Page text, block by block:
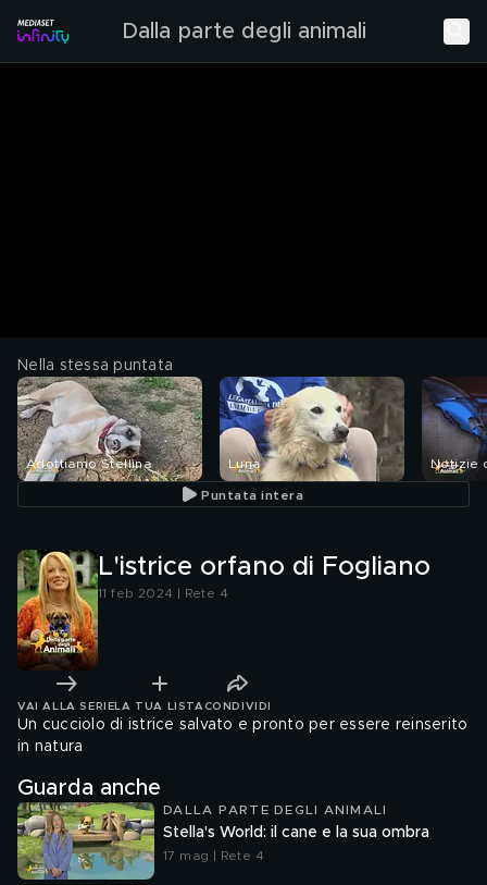
Dalla parte degli animali
Nella stessa puntata
Adottiamo Stellina Luna Notizie
Puntata intera
L'istrice orfano di Fogliano
11 feb 2024 | Rete 4
VAI ALLA SERIE LA TUA LISTA CONDIVIDI
Un cucciolo di istrice salvato e pronto per essere reinserito
in natura
Guarda anche
DALLA PARTE DEGLI ANIMALI
Stella's World: il cane e la sua ombra
17 mag | Rete 4